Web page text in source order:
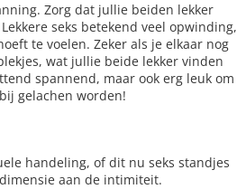
Zorg dat jullie beiden lekker
seks betekend veel opwinding,
te voelen. Zeker als je elkaar nog
wat jullie beide lekker vinden
spannend, maar ook erg leuk om
gelachen worden!
handeling, of dit nu seks standjes
aan de intimiteit.